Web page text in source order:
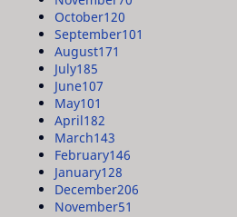
October120
September101
August171
July185
June107
May101
April182
March143
February146
January128
December206
November51